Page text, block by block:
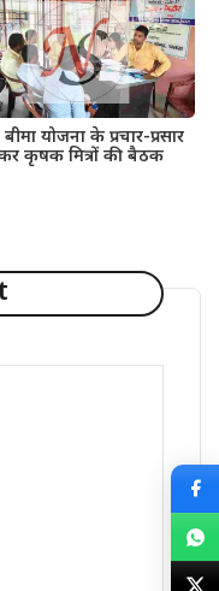
योजना के प्रचार-प्रसार
कृषक मित्रों की बैठक